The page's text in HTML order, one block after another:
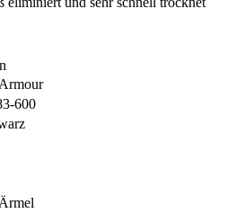
600